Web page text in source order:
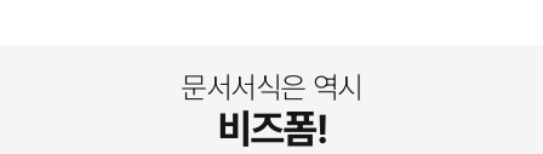
문서서식은 역시
비즈폼!